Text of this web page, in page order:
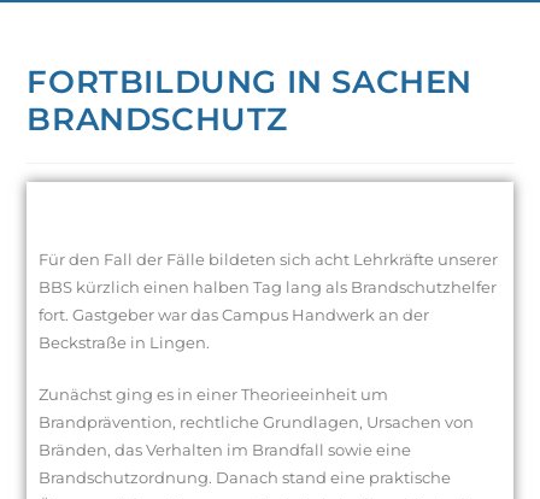
FORTBILDUNG IN SACHEN
BRANDSCHUTZ
Für den Fall der Fälle bildeten sich acht Lehrkräfte unserer
BBS kürzlich einen halben Tag lang als Brandschutzhelfer
fort. Gastgeber war das Campus Handwerk an der
Beckstraße in Lingen.
Zunächst ging es in einer Theorieeinheit um
Brandprävention, rechtliche Grundlagen, Ursachen von
Bränden, das Verhalten im Brandfall sowie eine
Brandschutzordnung. Danach stand eine praktische